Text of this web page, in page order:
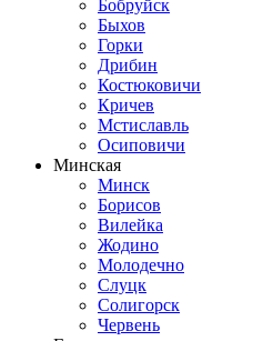
Бобруйск
Быхов
Горки
Дрибин
Костюковичи
Кричев
Мстиславль
Осиповичи
Минская
Минск
Борисов
Вилейка
Жодино
Молодечно
Слуцк
Солигорск
Червень